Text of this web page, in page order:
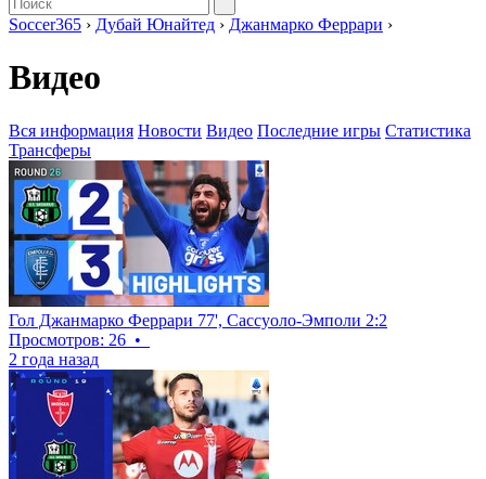
Soccer365 › Дубай Юнайтед › Джанмарко Феррари ›
Видео
Вся информация Новости Видео Последние игры Статистика
Трансферы
Гол Джанмарко Феррари 77', Сассуоло-Эмполи 2:2
Просмотров: 26 •
2 года назад